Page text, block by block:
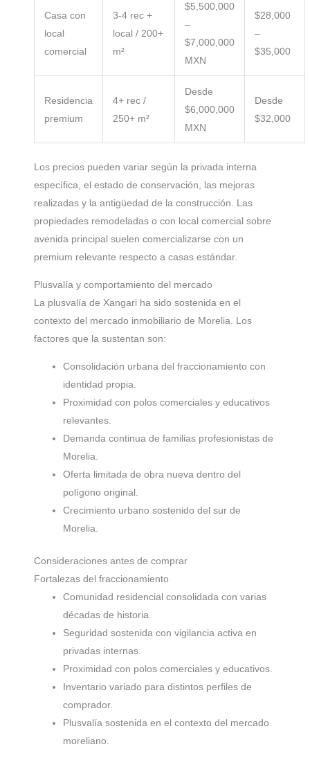
Casa con
local
comercial
3-4 rec +
local / 200+
m²
$5,500,000
–
$7,000,000
MXN
$28,000
–
$35,000
Residencia
premium
4+ rec /
250+ m²
Desde
$6,000,000
MXN
Desde
$32,000
Los precios pueden variar según la privada interna
específica, el estado de conservación, las mejoras
realizadas y la antigüedad de la construcción. Las
propiedades remodeladas o con local comercial sobre
avenida principal suelen comercializarse con un
premium relevante respecto a casas estándar.
Plusvalía y comportamiento del mercado
La plusvalía de Xangari ha sido sostenida en el
contexto del mercado inmobiliario de Morelia. Los
factores que la sustentan son:
Consolidación urbana del fraccionamiento con
identidad propia.
Proximidad con polos comerciales y educativos
relevantes.
Demanda continua de familias profesionistas de
Morelia.
Oferta limitada de obra nueva dentro del
polígono original.
Crecimiento urbano sostenido del sur de
Morelia.
Consideraciones antes de comprar
Fortalezas del fraccionamiento
Comunidad residencial consolidada con varias
décadas de historia.
Seguridad sostenida con vigilancia activa en
privadas internas.
Proximidad con polos comerciales y educativos.
Inventario variado para distintos perfiles de
comprador.
Plusvalía sostenida en el contexto del mercado
moreliano.